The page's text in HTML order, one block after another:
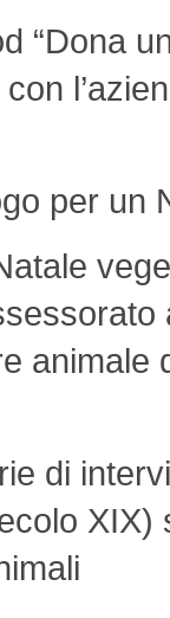
“Dona
per un
animale
di
XIX)